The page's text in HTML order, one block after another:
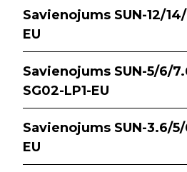
Savienojums SUN-12/14/
EU
Savienojums SUN-5/6/
SG02-LP1-EU
Savienojums SUN-3.6/5/
EU